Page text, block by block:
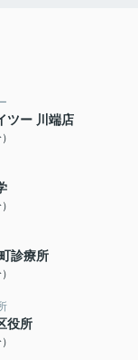
ツー 川端店
診療所
役所